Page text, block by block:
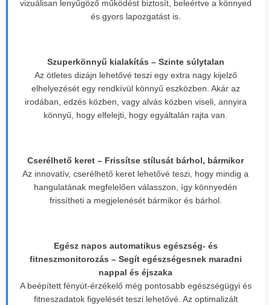
vizuálisan lenyűgöző működést biztosít, beleértve a könnyed
és gyors lapozgatást is.
Szuperkönnyű kialakítás – Szinte súlytalan
Az ötletes dizájn lehetővé teszi egy extra nagy kijelző
elhelyezését egy rendkívül könnyű eszközben. Akár az
irodában, edzés közben, vagy alvás közben viseli, annyira
könnyű, hogy elfelejti, hogy egyáltalán rajta van.
Cserélhető keret – Frissítse stílusát bárhol, bármikor
Az innovatív, cserélhető keret lehetővé teszi, hogy mindig a
hangulatának megfelelően válasszon, így könnyedén
frissítheti a megjelenését bármikor és bárhol.
Egész napos automatikus egészség- és
fitneszmonitorozás – Segít egészségesnek maradni
nappal és éjszaka
A beépített fényút-érzékelő még pontosabb egészségügyi és
fitneszadatok figyelését teszi lehetővé. Az optimalizált